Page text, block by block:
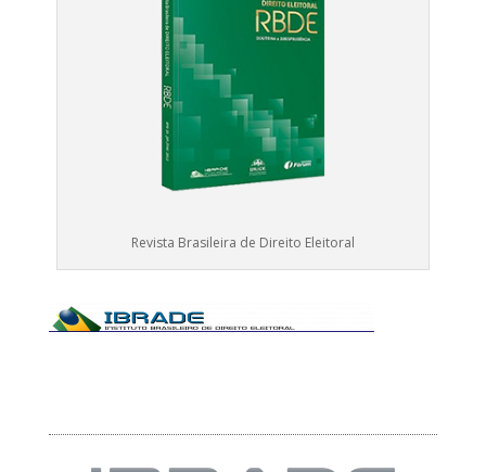
Revista Brasileira de Direito Eleitoral